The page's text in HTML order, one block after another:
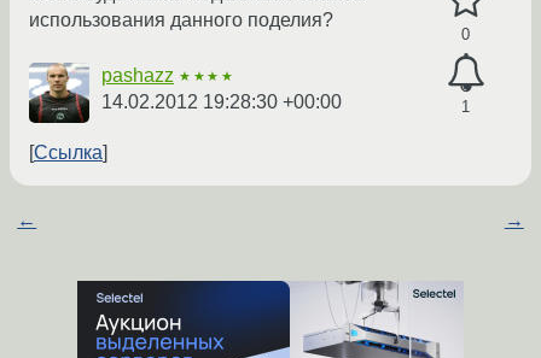
0
1
использования данного поделия?
pashazz ★★★★
14.02.2012 19:28:30 +00:00
Ссылка
← →